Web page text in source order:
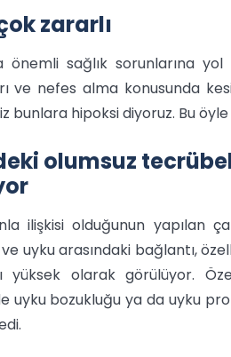
zararlı
önemli sağlık sorunlarına
ve nefes alma konusunda
bunlara hipoksi diyoruz. Bu
olumsuz
ilişkisi olduğunun yapılan
uyku arasındaki bağlantı,
yüksek olarak görülüyor.
uyku bozukluğu ya da uyku